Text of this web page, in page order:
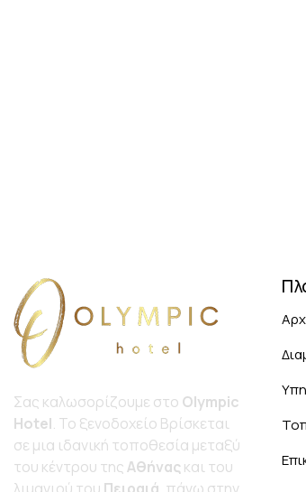
Σας καλωσορίζουμε στο Olympic
Hotel. Το ξενοδοχείο Bρίσκεται
σε μια ιδανική τοποθεσία μεταξύ
του κέντρου τηςΑθήνας και του